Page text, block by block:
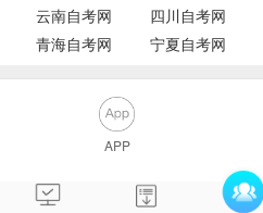
云南自考网
四川自考网
青海自考网
宁夏自考网
APP